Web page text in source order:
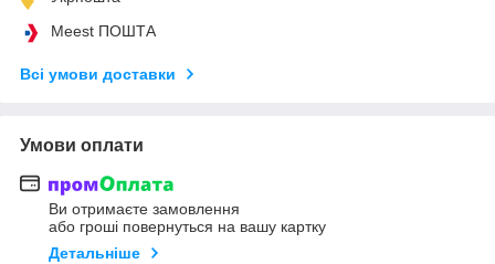
Meest ПОШТА
Всі умови доставки
Умови оплати
Ви отримаєте замовлення
або гроші повернуться на вашу картку
Детальніше